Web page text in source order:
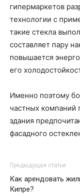
гипермаркетов
технологии с
такие стекла
составляет пару
повышается
его
Именно поэтому
частных компаний
здания
фасадного
Предыдущая статья
Как арендовать
Кипре?